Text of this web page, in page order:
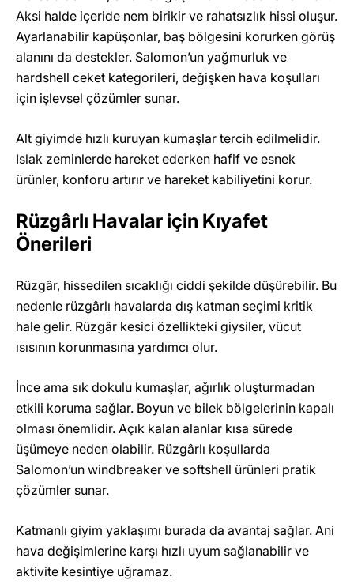
Aksi halde içeride nem birikir ve rahatsızlık hissi oluşur.
Ayarlanabilir kapüşonlar, baş bölgesini korurken görüş
alanını da destekler. Salomon’un yağmurluk ve
hardshell ceket kategorileri, değişken hava koşulları
için işlevsel çözümler sunar.
Alt giyimde hızlı kuruyan kumaşlar tercih edilmelidir.
Islak zeminlerde hareket ederken hafif ve esnek
ürünler, konforu artırır ve hareket kabiliyetini korur.
Rüzgârlı Havalar için Kıyafet
Önerileri
Rüzgâr, hissedilen sıcaklığı ciddi şekilde düşürebilir. Bu
nedenle rüzgârlı havalarda dış katman seçimi kritik
hale gelir. Rüzgâr kesici özellikteki giysiler, vücut
ısısının korunmasına yardımcı olur.
İnce ama sık dokulu kumaşlar, ağırlık oluşturmadan
etkili koruma sağlar. Boyun ve bilek bölgelerinin kapalı
olması önemlidir. Açık kalan alanlar kısa sürede
üşümeye neden olabilir. Rüzgârlı koşullarda
Salomon’un windbreaker ve softshell ürünleri pratik
çözümler sunar.
Katmanlı giyim yaklaşımı burada da avantaj sağlar. Ani
hava değişimlerine karşı hızlı uyum sağlanabilir ve
aktivite kesintiye uğramaz.